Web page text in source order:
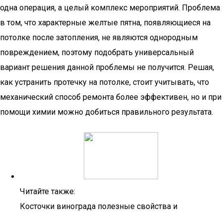
одна операция, а целый комплекс мероприятий. Проблема
в том, что характерные желтые пятна, появляющиеся на
потолке после затопления, не являются однородным
повреждением, поэтому подобрать универсальный
вариант решения данной проблемы не получится. Решая,
как устранить протечку на потолке, стоит учитывать, что
механический способ ремонта более эффективен, но и при
помощи химии можно добиться правильного результата.
Читайте также:
Косточки винограда полезные свойства и